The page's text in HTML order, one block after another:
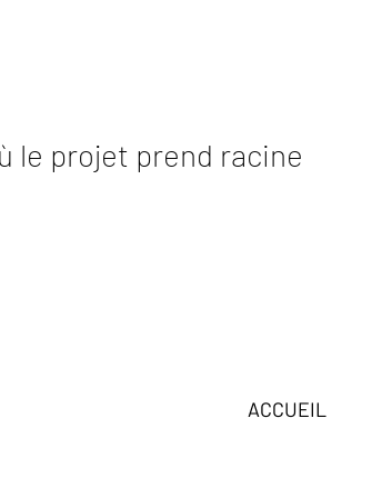
le projet prend racine
ACCUEIL